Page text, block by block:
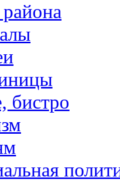
бистро